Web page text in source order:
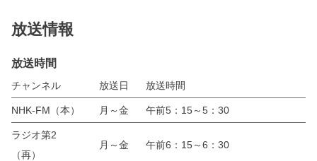
放送情報
放送時間
チャンネル 放送日 放送時間
NHK-FM（本） 月～金 午前5：15～5：30
ラジオ第2
（再）
月～金 午前6：15～6：30